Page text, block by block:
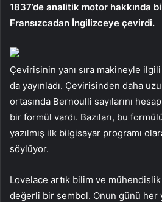
1837’de analitik motor hakkında
Fransızcadan İngilizceye çevirdi.
Çevirisinin yanı sıra makineyle ilgili
da yayınladı. Çevirisinden daha
ortasında Bernoulli sayılarını
bir formül vardı. Bazıları, bu
yazılmış ilk bilgisayar programı
söylüyor.
Lovelace artık bilim ve
değerli bir sembol. Onun günü her